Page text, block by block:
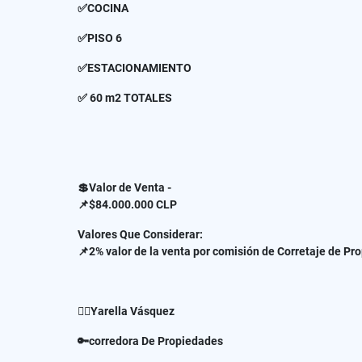
✅COCINA
✅PISO 6
✅ESTACIONAMIENTO
✅ 60 m2 TOTALES
💲Valor de Venta -
📌$84.000.000 CLP
Valores Que Considerar:
📌2% valor de la venta por comisión de Corretaje de
✍🏻Yarella Vásquez
🔑corredora De Propiedades